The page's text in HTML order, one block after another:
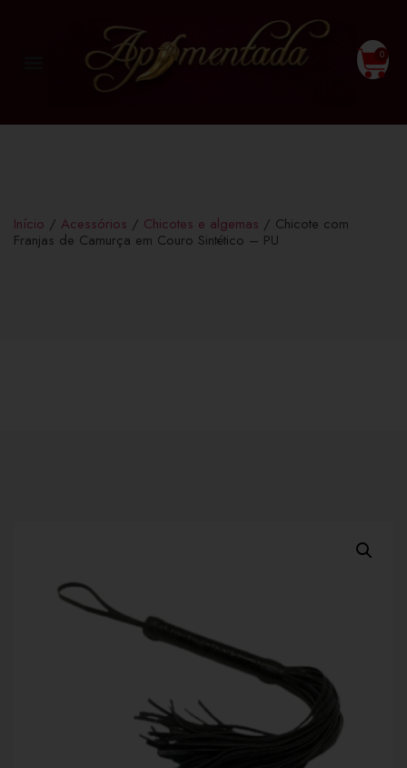
0
Início / Acessórios / Chicotes e algemas / Chicote com
Franjas de Camurça em Couro Sintético – PU